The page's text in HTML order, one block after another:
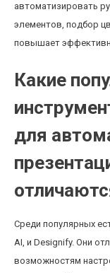
автоматизировать
элементов, подбор
повышает
Какие
для
Среди популярных
AI, и Designify. Они
возможностям